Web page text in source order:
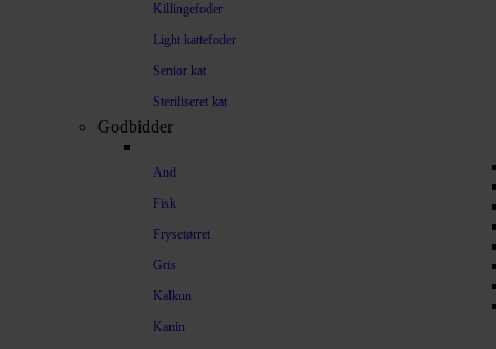
Killingefoder
Light kattefoder
Senior kat
Steriliseret kat
Godbidder
And
Fisk
Frysetørret
Gris
Kalkun
Kanin